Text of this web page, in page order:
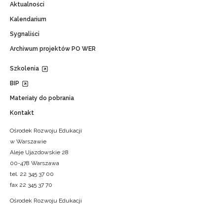
Aktualności
Kalendarium
Sygnaliści
Archiwum projektów PO WER
Szkolenia
BIP
Materiały do pobrania
Kontakt
Ośrodek Rozwoju Edukacji
w Warszawie
Aleje Ujazdowskie 28
00-478 Warszawa
tel. 22 345 37 00
fax 22 345 37 70
Ośrodek Rozwoju Edukacji